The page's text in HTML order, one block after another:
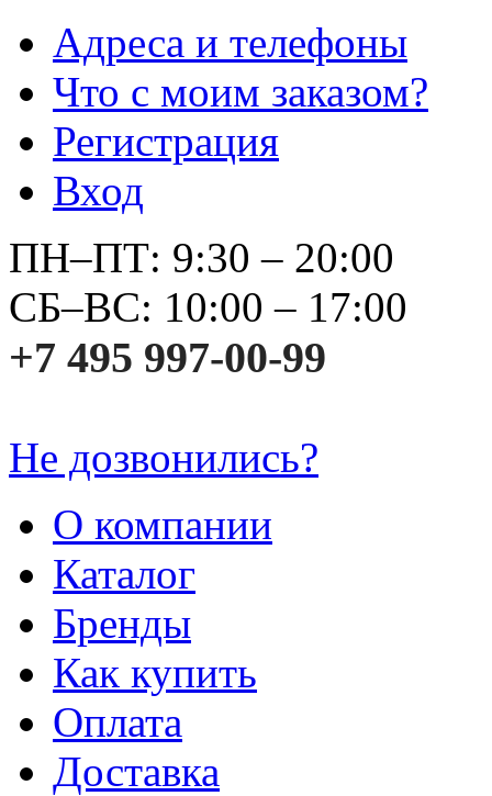
Адреса и телефоны
Что с моим заказом?
Регистрация
Вход
ПН–ПТ: 9:30 – 20:00
СБ–ВС: 10:00 – 17:00
+7 495 997-00-99
Не дозвонились?
О компании
Каталог
Бренды
Как купить
Оплата
Доставка